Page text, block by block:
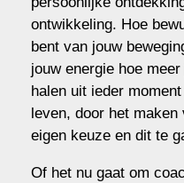
ontwikkeling. Hoe
bent van jouw
jouw energie hoe
halen uit ieder
leven, door het maken
eigen keuze en dit te
Of het nu gaat om